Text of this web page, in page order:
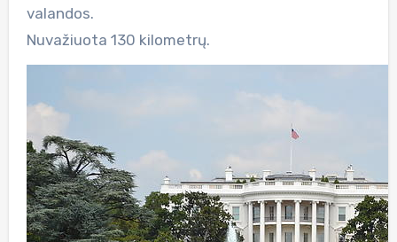
valandos.
Nuvažiuota 130 kilometrų.